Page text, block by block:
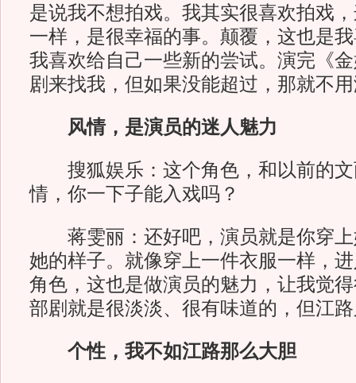
是说我不想拍戏。我其实很喜欢拍戏
一样，是很幸福的事。颠覆，这也是
我喜欢给自己一些新的尝试。演完《
剧来找我，但如果没能超过，那就不
风情，是演员的迷人魅力
搜狐娱乐：这个角色，和以前的文
情，你一下子能入戏吗？
蒋雯丽：还好吧，演员就是你穿上
她的样子。就像穿上一件衣服一样，
角色，这也是做演员的魅力，让我觉
部剧就是很淡淡、很有味道的，但江
个性，我不如江路那么大胆